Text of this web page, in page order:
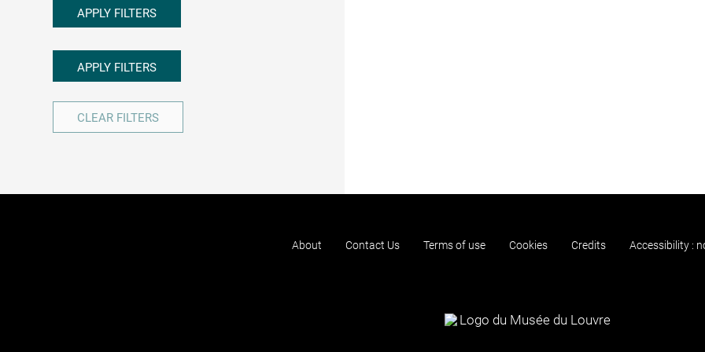
APPLY FILTERS
APPLY FILTERS
CLEAR FILTERS
About Contact Us Terms of use Cookies Credits Accessibility :